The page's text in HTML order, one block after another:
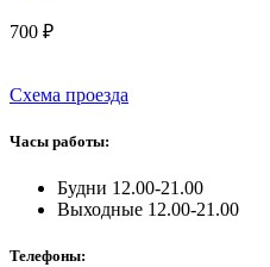
700 ₽
Схема проезда
Часы работы:
Будни 12.00-21.00
Выходные 12.00-21.00
Телефоны: